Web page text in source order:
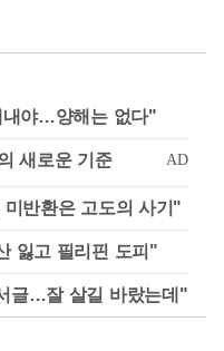
내야…양해는 없다"
반환은 고도의 사기"
잃고 필리핀 도피"
글…잘 살길 바랐는데"